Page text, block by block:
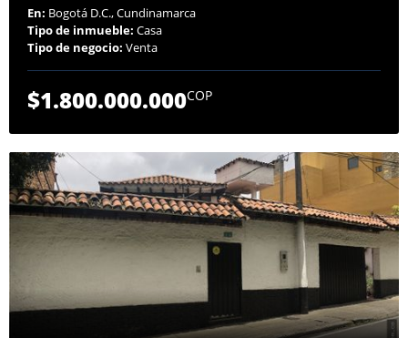
En: Bogotá D.C., Cundinamarca
Tipo de inmueble: Casa
Tipo de negocio: Venta
$1.800.000.000COP